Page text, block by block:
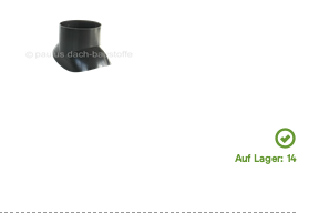
Auf Lager: 14